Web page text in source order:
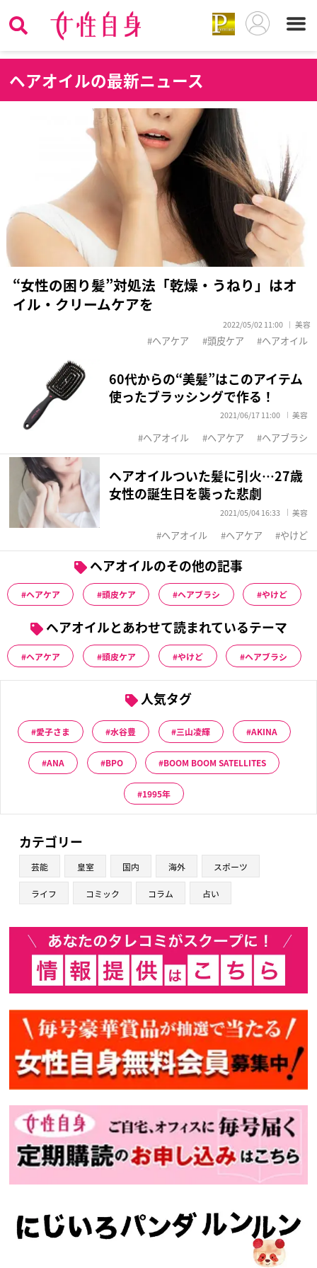
ヘアオイルの最新ニュース
“女性の困り髪”対処法「乾燥・うねり」はオ
イル・クリームケアを
2022/05/02 11:00 美容
ヘアケア 頭皮ケア ヘアオイル
60代からの“美髪”はこのアイテム
使ったブラッシングで作る！
2021/06/17 11:00 美容
ヘアオイル ヘアケア ヘアブラシ
ヘアオイルついた髪に引火…27歳
女性の誕生日を襲った悲劇
2021/05/04 16:33 美容
ヘアオイル ヘアケア やけど
ヘアオイルのその他の記事
ヘアケア 頭皮ケア ヘアブラシ やけど
ヘアオイルとあわせて読まれているテーマ
ヘアケア 頭皮ケア やけど ヘアブラシ
人気タグ
愛子さま 水谷豊 三山凌輝 AKINA
ANA BPO BOOM BOOM SATELLITES
1995年
カテゴリー
芸能 皇室 国内 海外 スポーツ
ライフ コミック コラム 占い